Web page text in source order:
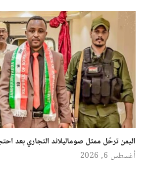
اليمن ترحّل ممثل صوماليلاند التجاري بعد
أغسطس 6, 2026